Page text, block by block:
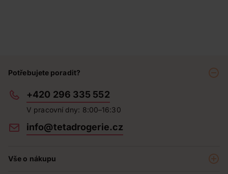
Potřebujete poradit?
+420 296 335 552
V pracovní dny: 8:00–16:30
info@tetadrogerie.cz
Vše o nákupu